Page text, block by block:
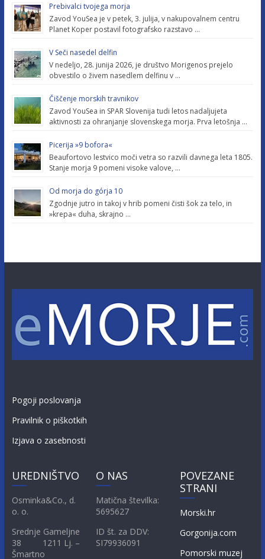
Prebivalci tvojega morja
Zavod YouSea je v petek, 3. julija, v nakupovalnem centru
Planet Koper postavil fotografsko razstavo …
V Seči nasedel delfin
V nedeljo, 28. junija 2026, je društvo Morigenos prejelo
obvestilo o živem nasedlem delfinu v …
Čiščenje morskih travnikov
Zavod YouSea in SPAR Slovenija tudi letos nadaljujeta
aktivnosti za ohranjanje slovenskega morja. Prva letošnja …
Picerija »9 bofora«
Beaufortovo lestvico moči vetra so razvili davnega leta 1805.
Stanje morja 9 pomeni visoke valove, …
Od morja do górja 10
Zgodnje jutro in takoj v hrib pomeni čisti šok za telo, in
»krepa« duha, skrajno …
Pogoji poslovanja
Pravilnik o piškotkih
Izjava o zasebnosti
UREDNIŠTVO
Osminka&Co., d.
o. o.
Srednje Gameljne
38 1211 Lj. –
Šmartno
O NAS
Matična številka:
5695627
ID št. za DDV:
SI79936091
POVEZANE
STRANI
Morski.hr
Gorgonija.com
Pomorski muzej